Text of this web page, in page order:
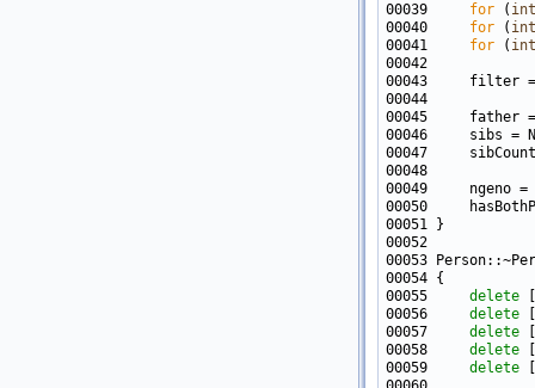
00039 for ( int
00040 for ( int
00041 for ( int
00043     filter
00050
00055 delete
00056 delete
00057 delete
00058 delete
00059 delete